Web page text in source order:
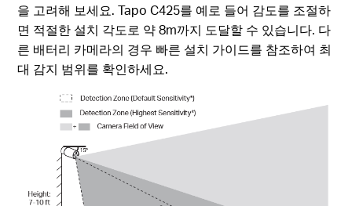
을 고려해 보세요. Tapo C425를 예로 들어 감도를 조절하
면 적절한 설치 각도로 약 8m까지 도달할 수 있습니다. 다
른 배터리 카메라의 경우 빠른 설치 가이드를 참조하여 최
대 감지 범위를 확인하세요.